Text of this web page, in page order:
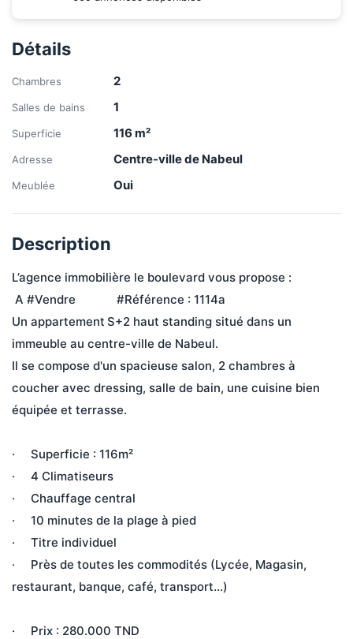
Détails
Chambres 2
Salles de bains 1
Superficie 116 m²
Adresse Centre-ville de Nabeul
Meublée Oui
Description
L’agence immobilière le boulevard vous propose :
A #Vendre             #Référence : 1114a
Un appartement S+2 haut standing situé dans un
immeuble au centre-ville de Nabeul.
Il se compose d'un spacieuse salon, 2 chambres à
coucher avec dressing, salle de bain, une cuisine bien
équipée et terrasse.
·     Superficie : 116m²
·     4 Climatiseurs
·     Chauffage central
·     10 minutes de la plage à pied
·     Titre individuel
·     Près de toutes les commodités (Lycée, Magasin,
restaurant, banque, café, transport…)
·     Prix : 280.000 TND